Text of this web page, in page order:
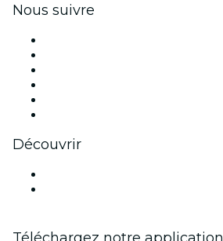
Nous suivre
Découvrir